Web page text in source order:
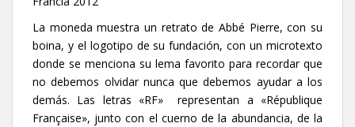
La moneda muestra un retrato de Abbé Pierre, con su
boina, y el logotipo de su fundación, con un microtexto
donde se menciona su lema favorito para recordar que
no debemos olvidar nunca que debemos ayudar a los
demás. Las letras «RF» representan a «République
Française», junto con el cuerno de la abundancia, de la